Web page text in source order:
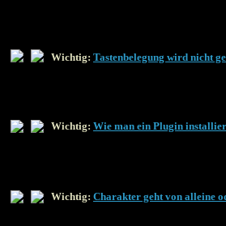
Wichtig: Tastenbelegung wird nicht
Wichtig: Wie man ein Plugin
Wichtig: Charakter geht von alleine